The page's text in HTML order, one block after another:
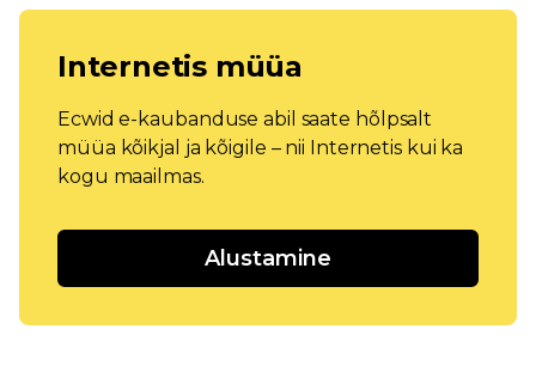
Internetis müüa
Ecwid e-kaubanduse abil saate hõlpsalt
müüa kõikjal ja kõigile – nii Internetis kui ka
kogu maailmas.
Alustamine